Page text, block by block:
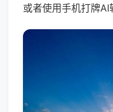
或者使用手机打牌AI